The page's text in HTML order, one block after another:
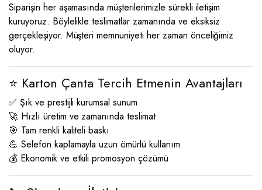
Siparişin her aşamasında müşterilerimizle sürekli iletişim
kuruyoruz. Böylelikle teslimatlar zamanında ve eksiksiz
gerçekleşiyor. Müşteri memnuniyeti her zaman önceliğimiz
oluyor.
⭐ Karton Çanta Tercih Etmenin Avantajları
✅ Şık ve prestijli kurumsal sunum
🚀 Hızlı üretim ve zamanında teslimat
🎯 Tam renkli kaliteli baskı
💪 Selefon kaplamayla uzun ömürlü kullanım
💰 Ekonomik ve etkili promosyon çözümü